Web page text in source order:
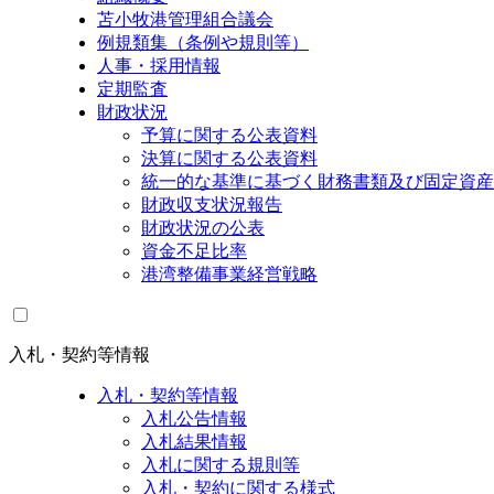
苫小牧港管理組合議会
例規類集（条例や規則等）
人事・採用情報
定期監査
財政状況
予算に関する公表資料
決算に関する公表資料
統一的な基準に基づく財務書類及び固定資
財政収支状況報告
財政状況の公表
資金不足比率
港湾整備事業経営戦略
入札・契約等情報
入札・契約等情報
入札公告情報
入札結果情報
入札に関する規則等
入札・契約に関する様式